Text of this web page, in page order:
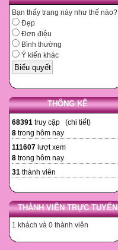
Bạn thấy trang này như thế nào?
Đẹp
Đơn điệu
Bình thường
Ý kiến khác
THỐNG KÊ
68391 truy cập (chi tiết)
8 trong hôm nay
111607 lượt xem
8 trong hôm nay
31 thành viên
THÀNH VIÊN TRỰC TUYẾN
1 khách và 0 thành viên